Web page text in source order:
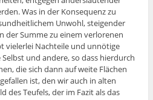
Was in der Konsequenz zu
Unwohl, steigender
der Summe zu einem verlorenen
vielerlei Nachteile und unnötige
und andere, so dass hierdurch
die sich dann auf weite Flächen
ist, den wir auch in alten
des Teufels, der im Fazit als das